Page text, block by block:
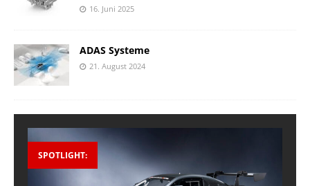
16. Juni 2025
ADAS Systeme
21. August 2024
SPOTLIGHT: